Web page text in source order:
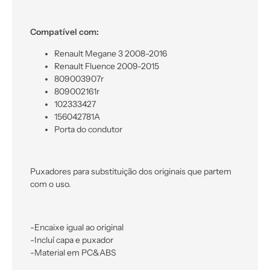
Compatível com:
Renault Megane 3 2008-2016
Renault Fluence 2009-2015
809003907r
809002161r
102333427
156042781A
Porta do condutor
Puxadores para substituição dos originais que partem
com o uso.
-Encaixe igual ao original
-Incluí capa e puxador
-Material em PC&ABS